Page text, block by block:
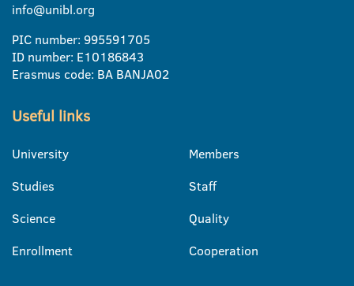
info@unibl.org
PIC number: 995591705
ID number: E10186843
Erasmus code: BA BANJA02
Useful links
University
Studies
Science
Enrollment
Members
Staff
Quality
Cooperation